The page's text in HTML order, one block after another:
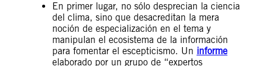
En primer lugar, no sólo desprecian la ciencia
del clima, sino que desacreditan la mera
noción de especialización en el tema y
manipulan el ecosistema de la información
para fomentar el escepticismo. Un informe
elaborado por un grupo de “expertos